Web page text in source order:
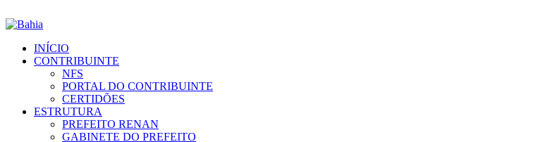
INÍCIO
CONTRIBUINTE
NFS
PORTAL DO CONTRIBUINTE
CERTIDÕES
ESTRUTURA
PREFEITO RENAN
GABINETE DO PREFEITO